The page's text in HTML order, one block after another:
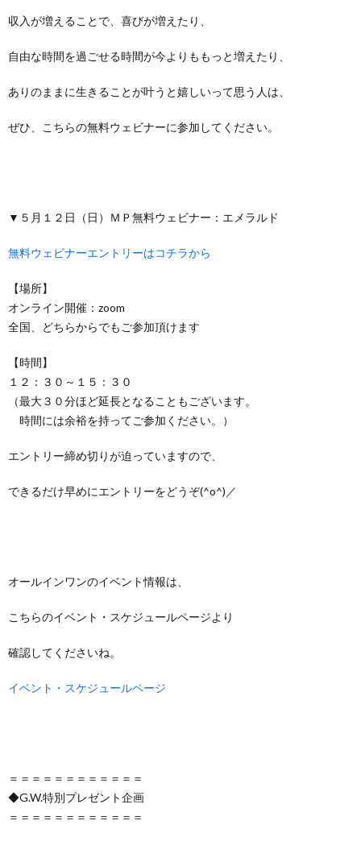
収入が増えることで、喜びが増えたり、
自由な時間を過ごせる時間が今よりももっと増えたり、
ありのままに生きることが叶うと嬉しいって思う人は、
ぜひ、こちらの無料ウェビナーに参加してください。
▼５月１２日（日）ＭＰ無料ウェビナー：エメラルド
無料ウェビナーエントリーはコチラから
【場所】
オンライン開催：zoom
全国、どちらからでもご参加頂けます
【時間】
１２：３０～１５：３０
（最大３０分ほど延長となることもございます。
時間には余裕を持ってご参加ください。）
エントリー締め切りが迫っていますので、
できるだけ早めにエントリーをどうぞ(^o^)／
オールインワンのイベント情報は、
こちらのイベント・スケジュールページより
確認してくださいね。
イベント・スケジュールページ
＝＝＝＝＝＝＝＝＝＝＝＝
◆G.W.特別プレゼント企画
＝＝＝＝＝＝＝＝＝＝＝＝